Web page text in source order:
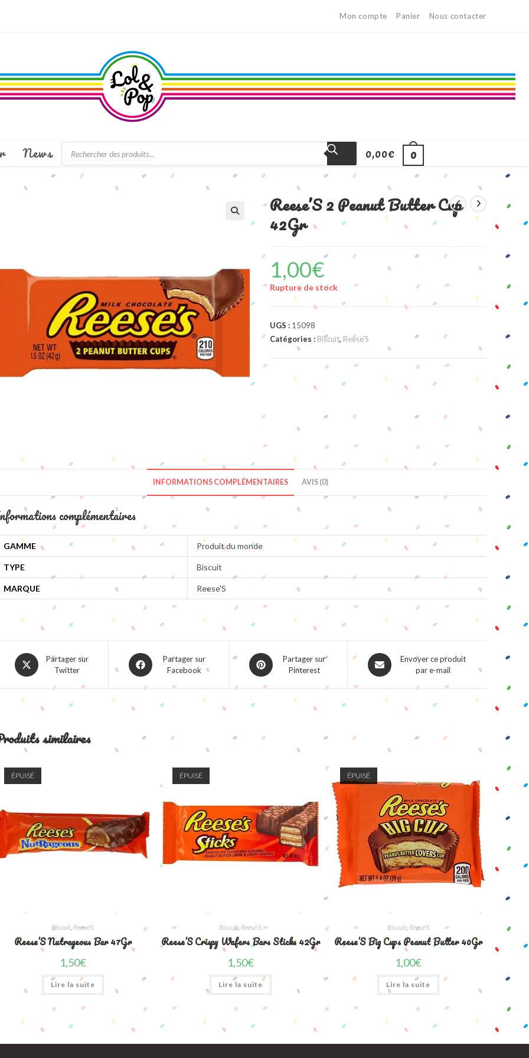
Mon compte Panier Nous contacter
News
de
produits
0,00€ 0
Reese’S 2 Peanut Butter Cup
42Gr
1,00€
Rupture de stock
UGS : 15098
Catégories : Biscuit, Reese'S
INFORMATIONS COMPLÉMENTAIRES AVIS (0)
complémentaires
GAMME Produit du monde
TYPE Biscuit
MARQUE Reese'S
Opens
in
new
window
Partager sur
Twitter
Opens
in
window
Partager sur
Facebook
Opens
in
window
Partager sur
Pinterest
Opens
in
Envoyer ce produit
par e-mail
similaires
ÉPUISÉ
Biscuit, Reese'S
Reese’S Nutrageous Bar 47Gr
1,50€
Lire la suite
ÉPUISÉ
Biscuit, Reese'S
Reese’S Crispy Wafers Bars Sticks 42Gr
1,50€
Lire la suite
ÉPUISÉ
Biscuit, Reese'S
Reese’S Big Cups Peanut Butter 40Gr
1,00€
Lire la suite